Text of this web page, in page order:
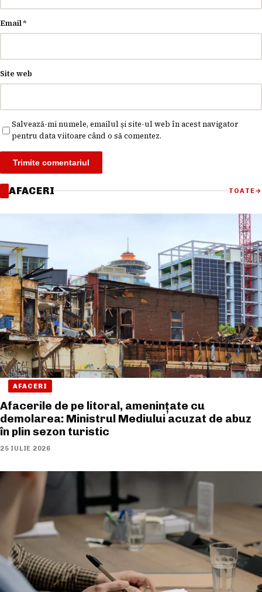
Email*
Site web
Salvează-mi numele, emailul și site-ul web în acest navigator
pentru data viitoare când o să comentez.
AFACERI TOATE→
AFACERI
Afacerile de pe litoral, amenințate cu
demolarea: Ministrul Mediului acuzat de abuz
în plin sezon turistic
25 IULIE 2026